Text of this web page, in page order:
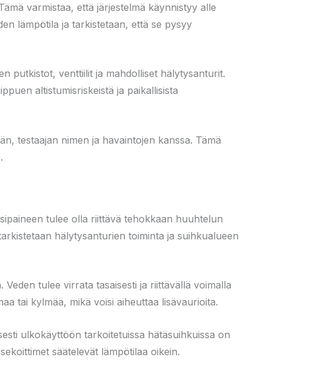
varmistaa, että järjestelmä käynnistyy alle
lämpötila ja tarkistetaan, että se pysyy
putkistot, venttiilit ja mahdolliset hälytysanturit.
altistumisriskeistä ja paikallisista
testaajan nimen ja havaintojen kanssa. Tämä
tulee olla riittävä tehokkaan huuhtelun
hälytysanturien toiminta ja suihkualueen
tulee virrata tasaisesti ja riittävällä voimalla
tai kylmää, mikä voisi aiheuttaa lisävaurioita.
ulkokäyttöön tarkoitetuissa hätäsuihkuissa on
säätelevät lämpötilaa oikein.